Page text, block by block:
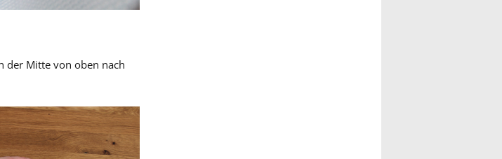
der Mitte von oben nach